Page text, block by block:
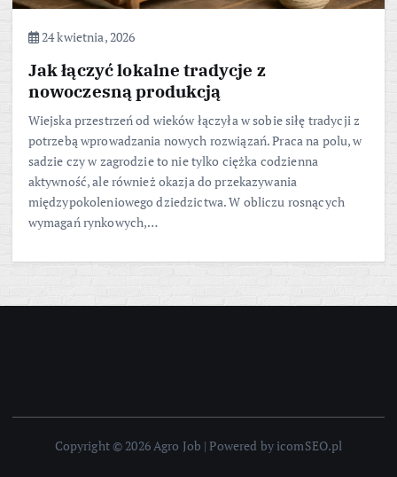
24 kwietnia, 2026
Jak łączyć lokalne tradycje z
nowoczesną produkcją
Wiejska przestrzeń od wieków łączyła w sobie siłę tradycji z
potrzebą wprowadzania nowych rozwiązań. Praca na polu, w
sadzie czy w zagrodzie to nie tylko ciężka codzienna
aktywność, ale również okazja do przekazywania
międzypokoleniowego dziedzictwa. W obliczu rosnących
wymagań rynkowych,…
Copyright © 2026 Agro Job | Powered by icomSEO.pl